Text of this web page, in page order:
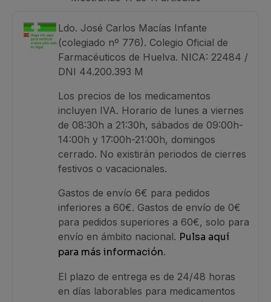
Ldo. José Carlos Macías Infante
(colegiado nº 776). Colegio Oficial de
Farmacéuticos de Huelva. NICA: 22484 /
DNI 44.200.393 M
Los precios de los medicamentos
incluyen IVA. Horario de lunes a viernes
de 08:30h a 21:30h, sábados de 09:00h-
14:00h y 17:00h-21:00h, domingos
cerrado. No existirán periodos de cierres
festivos o vacacionales.
Gastos de envío 6€ para pedidos
inferiores a 60€. Gastos de envío de 0€
para pedidos superiores a 60€, solo para
envío en ámbito nacional. Pulsa aquí
para más información.
El plazo de entrega es de 24/48 horas
en días laborables para medicamentos